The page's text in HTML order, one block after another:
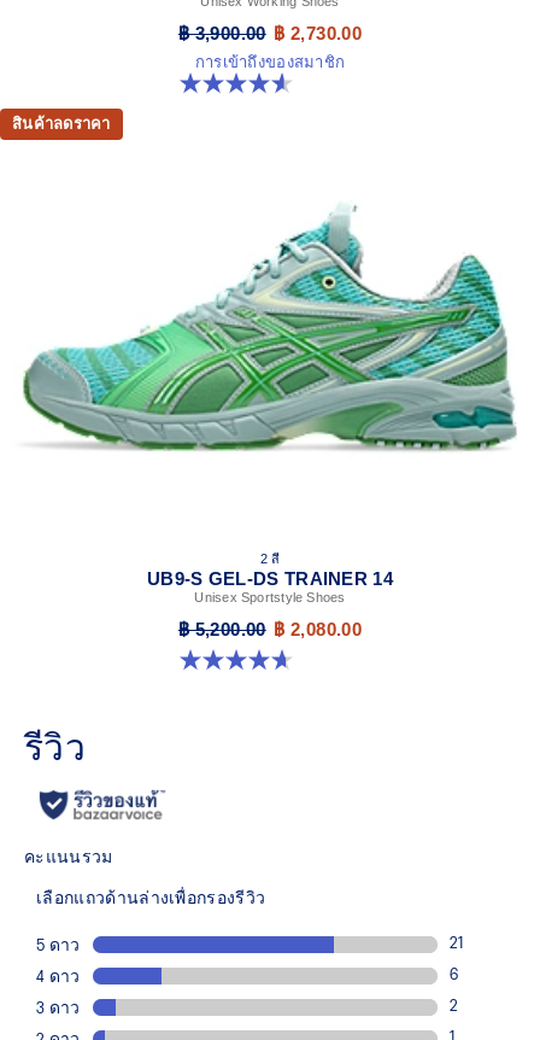
฿ 3,900.00 ฿ 2,730.00
การเข้าถึงของสมาชิก
4.6 จาก 5 ดาว 43 รีวิว
สินค้าลดราคา
2 สี
UB9-S GEL-DS TRAINER 14
Unisex Sportstyle Shoes
฿ 5,200.00 ฿ 2,080.00
4.7 จาก 5 ดาว 93 รีวิว